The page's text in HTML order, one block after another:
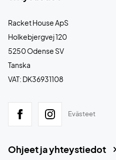
Racket House ApS
Holkebjergvej 120
5250 Odense SV
Tanska
VAT: DK36931108
Evästeet
Ohjeet ja yhteystiedot